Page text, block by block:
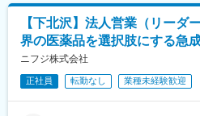
（3）営業同行
（4）修理同行
【特徴】
他社が扱わない商品、企業価値
業界内での高い信頼、安心（
・入社後に先輩や上司と一緒に
キャリアチェンジの方も医療業
■就業環境：
・転勤：無し
・残業：月平均30時間程度
・リモートワーク：相談可
【下北沢】法人営業（リー
界の医薬品を選択肢にする急
ニフジ株式会社
正社員 転勤なし 業種未経験歓迎